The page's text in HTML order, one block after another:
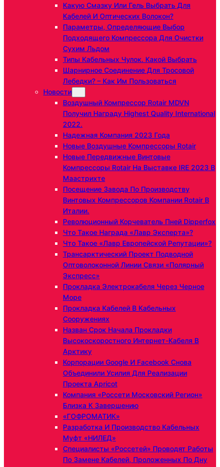
Какую Смазку Или Гель Выбрать Для
Кабелей И Оптических Волокон?
Параметры, Определяющие Выбор
Подходящего Компрессора Для Очистки
Сухим Льдом
Типы Кабельных Чулок. Какой Выбрать
Шарнирное Соединение Для Тросовой
Лебедки? – Как Им Пользоваться
Новости
Воздушный Компрессор Rotair MDVN
Получил Награду Highest Quality International
2022.
Надежная Компания 2023 Года
Новые Воздушные Компрессоры Rotair
Новые Передвижные Винтовые
Компрессоры Rotair На Выставке IRE 2023 В
Маастрихте
Посещение Завода По Производству
Винтовых Компрессоров Компании Rotair В
Италии.
Революционный Корчеватель Пней Dipperfox
Что Такое Награда «Лавр Эксперта»?
Что Такое «Лавр Европейской Репутации»?
Трансарктический Проект Подводной
Оптоволоконной Линии Связи «Полярный
Экспресс»
Прокладка Электрокабеля Через Черное
Море
Прокладка Кабелей В Кабельных
Сооружениях
Назван Срок Начала Прокладки
Высокоскоростного Интернет-Кабеля В
Арктику
Корпорации Google И Facebook Снова
Объединили Усилия Для Реализации
Проекта Apricot
Компания «Россети Московский Регион»
Близка К Завершению
«ГОФРОМАТИК»
Разработка И Производство Кабельных
Муфт «НИЛЕД»
Специалисты «Россетей» Проводят Работы
По Замене Кабелей, Проложенных По Дну